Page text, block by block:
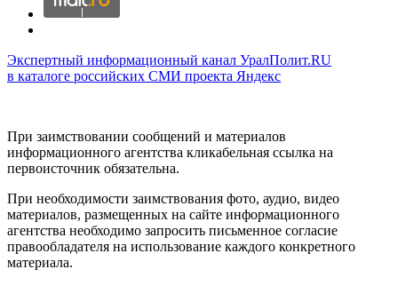
Экспертный информационный канал УралПолит.RU
в каталоге российских СМИ проекта Яндекс
При заимствовании сообщений и материалов
информационного агентства кликабельная ссылка на
первоисточник обязательна.
При необходимости заимствования фото, аудио, видео
материалов, размещенных на сайте информационного
агентства необходимо запросить письменное согласие
правообладателя на использование каждого конкретного
материала.